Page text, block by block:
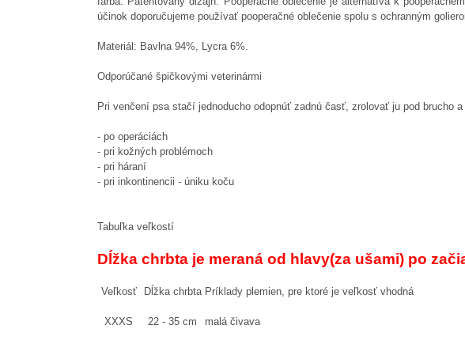
účinok doporučujeme používať pooperačné oblečenie spolu s ochranným
Materiál: Bavlna 94%, Lycra 6%.
Odporúčané špičkovými veterinármi
Pri venčení psa stačí jednoducho odopnúť zadnú časť, zrolovať ju pod brucho
- po operáciách
- pri kožných problémoch
- pri háraní
- pri inkontinencii - úniku koču
Tabuľka veľkostí
Dĺžka chrbta je meraná od hlavy(za ušami) po
Veľkosť Dĺžka chrbta Príklady plemien, pre ktoré je veľkosť vhodná
XXXS 22 - 35 cm malá čivava